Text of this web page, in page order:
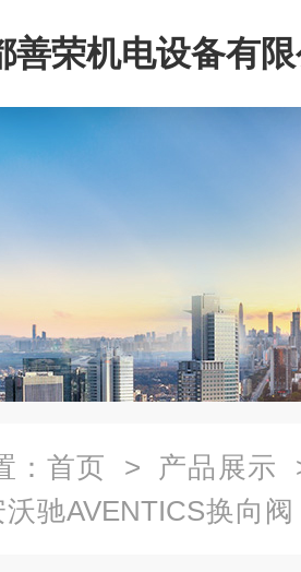
善荣机电设备有
： 首页 > 产品展示
沃驰AVENTICS换向阀